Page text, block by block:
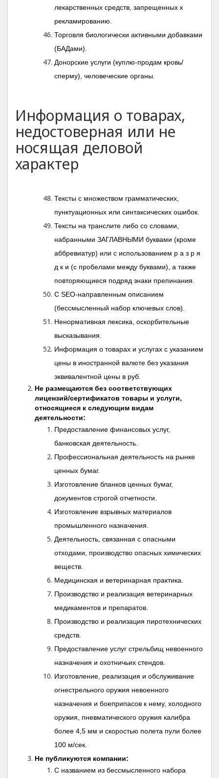
лекарственных средств, запрещенных к
рекламированию.
Торговля биологически активными добавками
(БАДами).
Донорские услуги (куплю-продам кровь/
сперму), человеческие органы.
Информация о товарах,
недостоверная или не
носящая деловой
характер
Тексты с множеством грамматических,
пунктуационных или синтаксических ошибок.
Тексты на транслите либо со словами,
набранными ЗАГЛАВНЫМИ буквами (кроме
аббревиатур) или с использованием р а з р я
д к и (с пробелами между буквами), а также
повторяющиеся подряд знаки препинания.
С SEO-направленным описанием
(бессмысленный набор ключевых слов).
Ненормативная лексика, оскорбительные
высказывания.
Информация о товарах и услугах с указанием
цены в иностранной валюте без указания
эквивалентной цены в руб.
Не размещаются без соответствующих
лицензий/сертификатов товары и услуги,
относящиеся к следующим видам
деятельности:
Предоставление финансовых услуг,
банковская деятельность.
Профессиональная деятельность на рынке
ценных бумаг.
Изготовление бланков ценных бумаг,
документов строгой отчетности.
Изготовление взрывных материалов
промышленного назначения.
Деятельность, связанная с опасными
отходами, производство опасных химических
веществ.
Медицинская и ветеринарная практика.
Производство и реализация ветеринарных
медикаментов и препаратов.
Производство и реализация пиротехнических
средств.
Предоставление услуг стрельбищ невоенного
назначения и охотничьих стендов.
Изготовление, реализация и обслуживание
огнестрельного оружия невоенного
назначения и боеприпасов к нему, холодного
оружия, пневматического оружия калибра
более 4,5 мм и скоростью полета пули более
100 м/сек.
Не публикуются компании:
С названием из бессмысленного набора